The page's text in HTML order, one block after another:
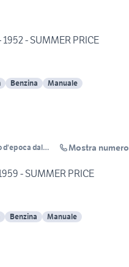
- SUMMER PRICE
Benzina Manuale
d'epoca dal
Mostra numero
- SUMMER PRICE
Benzina Manuale